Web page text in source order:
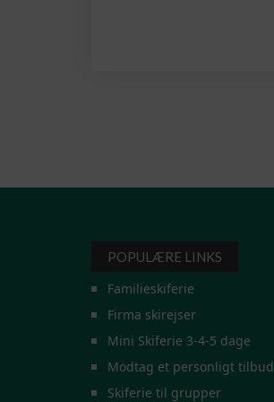
POPULÆRE LINKS
Familieskiferie
Firma skirejser
Mini Skiferie 3-4-5 dage
Modtag et personligt tilbud
Skiferie til grupper